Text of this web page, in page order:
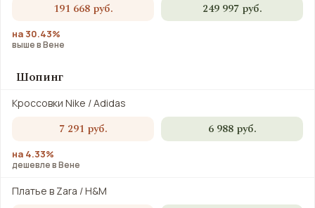
191 668 руб. 249 997 руб.
на 30.43%
выше в Вене
Шопинг
Кроссовки Nike / Adidas
7 291 руб. 6 988 руб.
на 4.33%
дешевле в Вене
Платье в Zara / H&M